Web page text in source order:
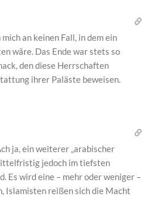
an keinen Fall, in dem ein
wäre. Das Ende war stets so
den diese Herrschaften
ihrer Paläste beweisen.
ja, ein weiterer „arabischer
jedoch im tiefsten
Es wird eine – mehr oder weniger –
Islamisten reißen sich die Macht